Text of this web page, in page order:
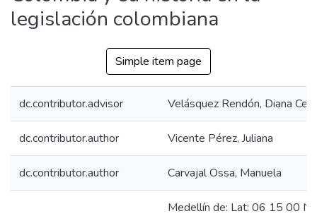
legislación colombiana
Simple item page
dc.contributor.advisor Velásquez Rendón, Diana
dc.contributor.author Vicente Pérez, Juliana
dc.contributor.author Carvajal Ossa, Manuela
Medellín de: Lat: 06 15 00 N